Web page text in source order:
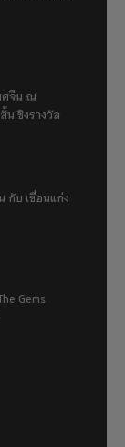
ศจีน ณ
น ชิงรางวัล
กับ เขื่อนแก่ง
Gems